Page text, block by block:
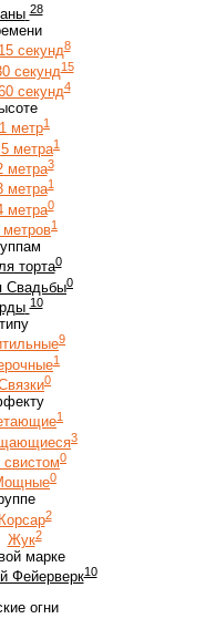
28
секунд8
секунд15
секунд4
1 метр1
метра1
метра3
метра1
метра0
метров1
торта0
Свадьбы0
10
9
1
0
1
3
0
0
Корсар2
Жук2
марке
Фейерверк10
огни